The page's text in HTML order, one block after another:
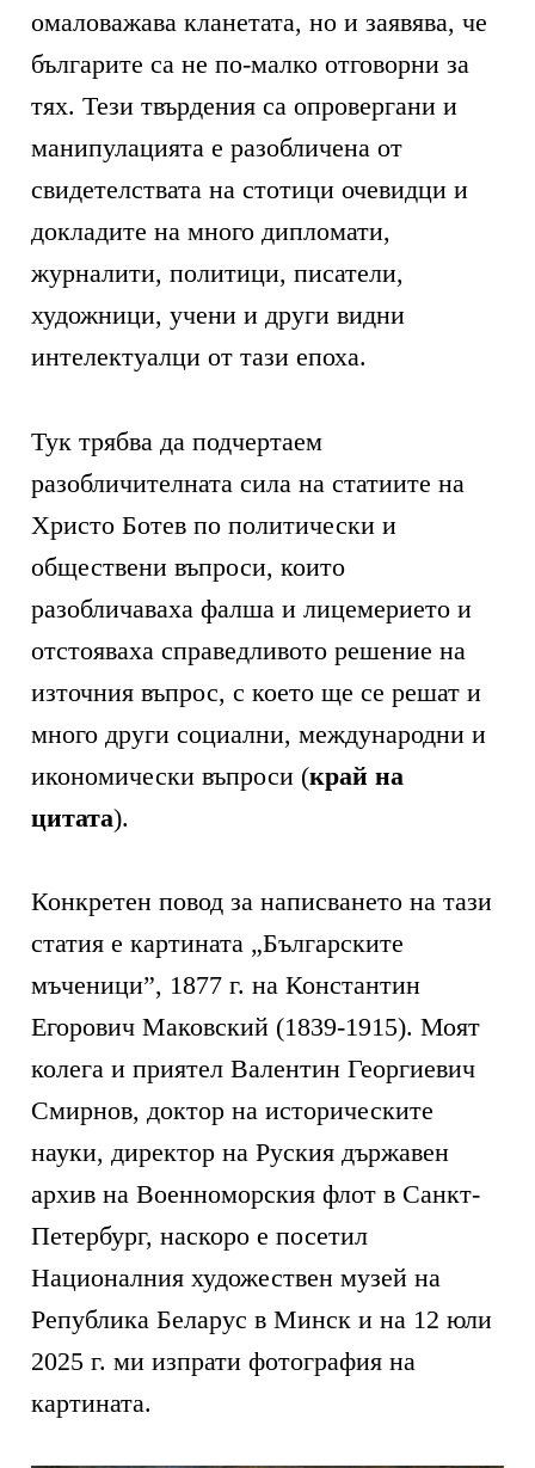
омаловажава кланетата, но и заявява, че
българите са не по-малко отговорни за
тях. Тези твърдения са опровергани и
манипулацията е разобличена от
свидетелствата на стотици очевидци и
докладите на много дипломати,
журналити, политици, писатели,
художници, учени и други видни
интелектуалци от тази епоха.
Тук трябва да подчертаем
разобличителната сила на статиите на
Христо Ботев по политически и
обществени въпроси, които
разобличаваха фалша и лицемерието и
отстояваха справедливото решение на
източния въпрос, с което ще се решат и
много други социални, международни и
икономически въпроси (край на
цитата).
Конкретен повод за написването на тази
статия е картината „Българските
мъченици”, 1877 г. на Константин
Егорович Маковский (1839-1915). Моят
колега и приятел Валентин Георгиевич
Смирнов, доктор на историческите
науки, директор на Руския държавен
архив на Военноморския флот в Санкт-
Петербург, наскоро е посетил
Националния художествен музей на
Република Беларус в Минск и на 12 юли
2025 г. ми изпрати фотография на
картината.